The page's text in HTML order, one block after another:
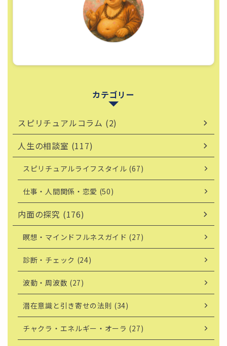
カテゴリー
スピリチュアルコラム (2)
人生の相談室 (117)
スピリチュアルライフスタイル (67)
仕事・人間関係・恋愛 (50)
内面の探究 (176)
瞑想・マインドフルネスガイド (27)
診断・チェック (24)
波動・周波数 (27)
潜在意識と引き寄せの法則 (34)
チャクラ・エネルギー・オーラ (27)